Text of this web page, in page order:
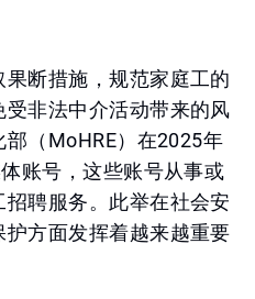
断措施，规范家庭工的
非法中介活动带来的风
（MoHRE）在2025年
账号，这些账号从事或
聘服务。此举在社会安
方面发挥着越来越重要